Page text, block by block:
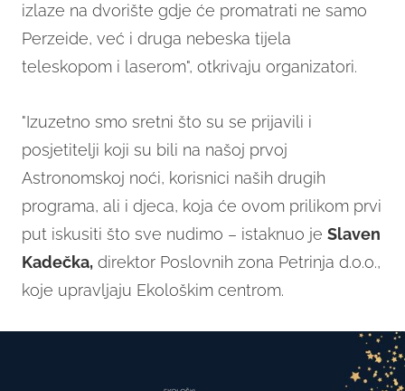
izlaze na dvorište gdje će promatrati ne samo
Perzeide, već i druga nebeska tijela
teleskopom i laserom", otkrivaju organizatori.
"Izuzetno smo sretni što su se prijavili i
posjetitelji koji su bili na našoj prvoj
Astronomskoj noći, korisnici naših drugih
programa, ali i djeca, koja će ovom prilikom prvi
put iskusiti što sve nudimo – istaknuo je Slaven
Kadečka, direktor Poslovnih zona Petrinja d.o.o.,
koje upravljaju Ekološkim centrom.